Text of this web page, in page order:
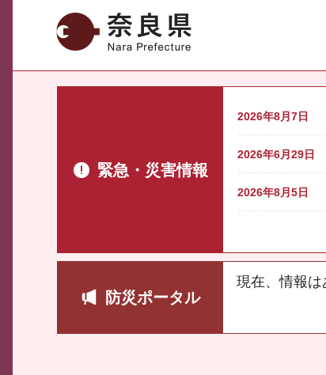
奈良県
緊急・災害情報
2026年8月7日
2026年6月29日
2026年8月5日
防災ポータル
現在、情報は